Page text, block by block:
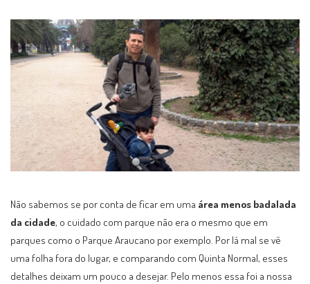
Não sabemos se por conta de ficar em uma área menos badalada
da cidade, o cuidado com parque não era o mesmo que em
parques como o Parque Araucano por exemplo. Por lá mal se vê
uma folha fora do lugar, e comparando com Quinta Normal, esses
detalhes deixam um pouco a desejar. Pelo menos essa foi a nossa